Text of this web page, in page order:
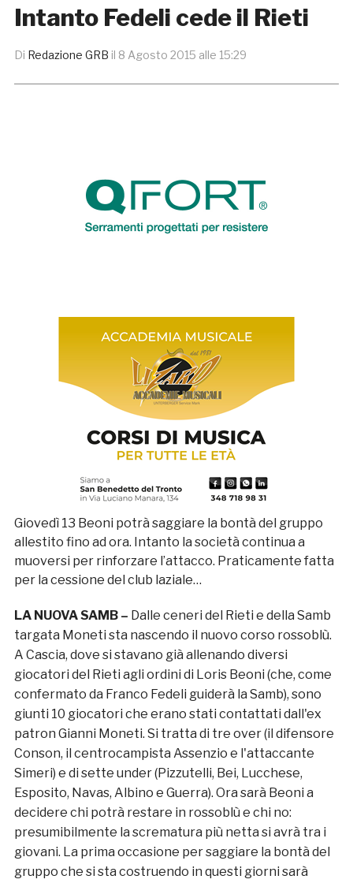
Intanto Fedeli cede il Rieti
Di Redazione GRB il 8 Agosto 2015 alle 15:29
Giovedì 13 Beoni potrà saggiare la bontà del gruppo
allestito fino ad ora. Intanto la società continua a
muoversi per rinforzare l’attacco. Praticamente fatta
per la cessione del club laziale…
LA NUOVA SAMB – Dalle ceneri del Rieti e della Samb
targata Moneti sta nascendo il nuovo corso rossoblù.
A Cascia, dove si stavano già allenando diversi
giocatori del Rieti agli ordini di Loris Beoni (che, come
confermato da Franco Fedeli guiderà la Samb), sono
giunti 10 giocatori che erano stati contattati dall'ex
patron Gianni Moneti. Si tratta di tre over (il difensore
Conson, il centrocampista Assenzio e l'attaccante
Simeri) e di sette under (Pizzutelli, Bei, Lucchese,
Esposito, Navas, Albino e Guerra). Ora sarà Beoni a
decidere chi potrà restare in rossoblù e chi no:
presumibilmente la scrematura più netta si avrà tra i
giovani. La prima occasione per saggiare la bontà del
gruppo che si sta costruendo in questi giorni sarà